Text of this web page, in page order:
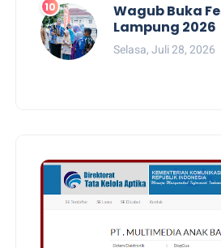
Wagub Buka
Lampung 2026
Selasa, Juli 28, 2026